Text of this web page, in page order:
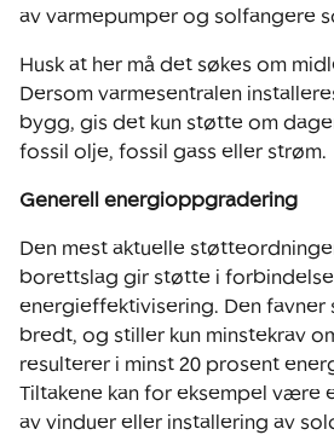
av varmepumper og solfangere
Husk at her må det søkes om
Dersom varmesentralen
bygg, gis det kun støtte om
fossil olje, fossil gass eller strøm.
Generell energioppgradering
Den mest aktuelle
borettslag gir støtte i
energieffektivisering. Den favner
bredt, og stiller kun minstekrav
resulterer i minst 20 prosent
Tiltakene kan for eksempel være
av vinduer eller installering av